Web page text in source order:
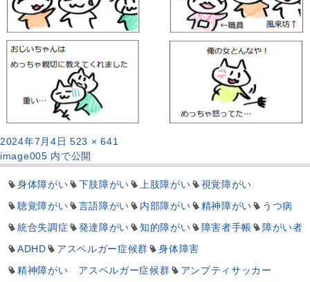
投
稿
日:
2024年7月4日 フ
ル
サ
イ
ズ
523 × 641
投
稿
ナ
ビ
ー
シ
ン
image005 内で公開
身体障がい 下肢障がい 上肢障がい
視覚障がい
聴覚障がい
言語障がい 内部障がい 精神障がい
うつ病
統合失調症
発達障がい 知的障がい 障害者手帳
障がい者
ADHD
アスペルガー症候群
身体障害
精神障がい アスペルガー症候群
アンプティサッカー